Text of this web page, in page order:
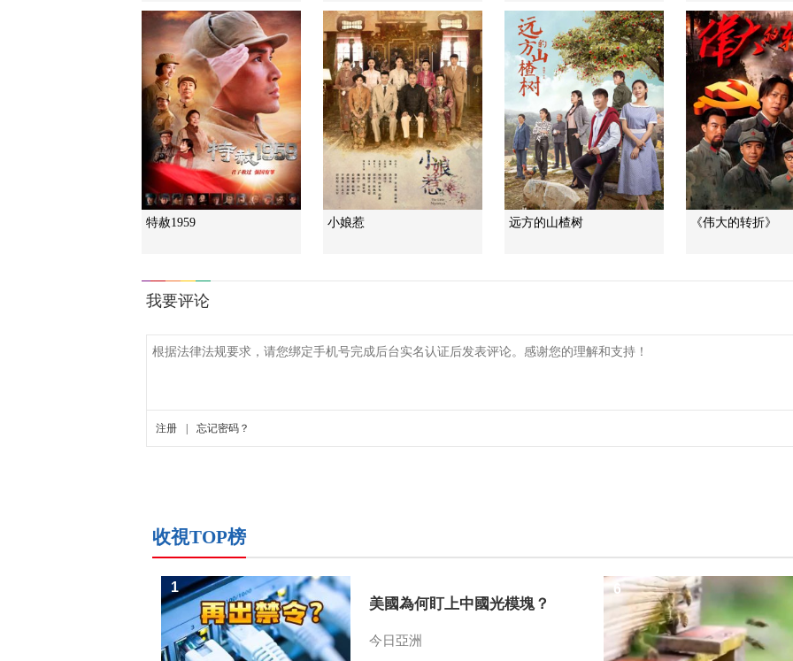
特赦1959 小娘惹 远方的山楂树 《伟大的转折》
收視TOP榜
美國為何盯上中國光模塊？
今日亞洲
1 6